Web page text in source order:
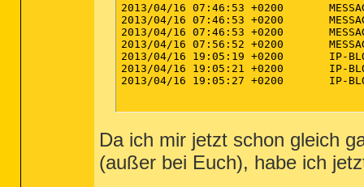
2013/04/16 07:46:53 +0200	MESSAGE	Starting protection
2013/04/16 07:46:53 +0200	MESSAGE	Protection started successfully
2013/04/16 07:46:53 +0200	MESSAGE	Starting IP protection
2013/04/16 07:56:52 +0200	MESSAGE	IP Protection started successfully
2013/04/16 19:05:19 +0200	IP-BLOCK	212.162.13.230 (Type: outgoing)
2013/04/16 19:05:21 +0200	IP-BLOCK	212.162.13.230 (Type: outgoing)
2013/04/16 19:05:27 +0200	IP-BLOCK	212.162.13.230 (Type: outgoing)
Da ich mir jetzt schon gleich
(außer bei Euch), habe ich